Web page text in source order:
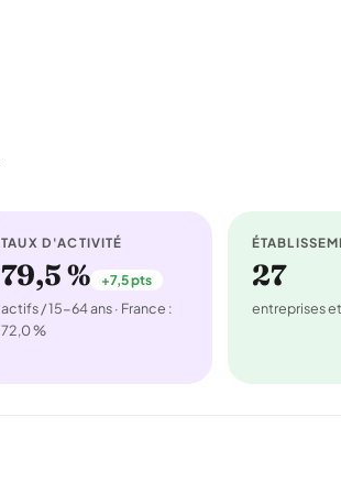
TAUX D'ACTIVITÉ
79,5 % +7,5 pts
actifs / 15-64 ans · France :
72,0 %
27
entreprises